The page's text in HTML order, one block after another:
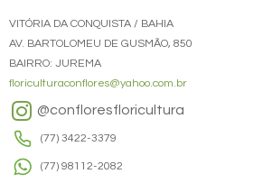
VITÓRIA DA CONQUISTA / BAHIA
AV. BARTOLOMEU DE GUSMÃO, 850
BAIRRO: JUREMA
floriculturaconflores@yahoo.com.br
@confloresfloricultura
(77) 3422-3379
(77) 98112-2082